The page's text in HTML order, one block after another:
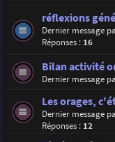
réflexions
Dernier message
Réponses : 16
Bilan activité
Dernier message
Les orages,
Dernier message
Réponses : 12